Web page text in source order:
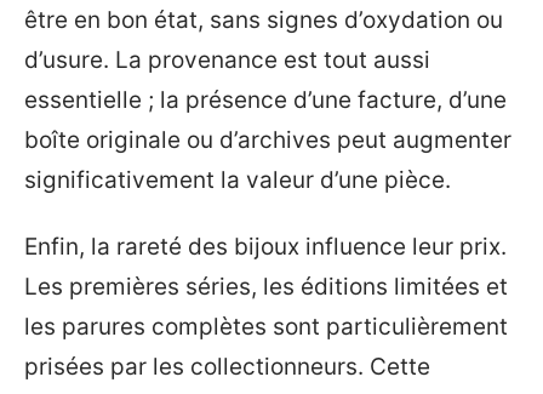
être en bon état, sans signes d’oxydation ou
d’usure. La provenance est tout aussi
essentielle ; la présence d’une facture, d’une
boîte originale ou d’archives peut augmenter
significativement la valeur d’une pièce.
Enfin, la rareté des bijoux influence leur prix.
Les premières séries, les éditions limitées et
les parures complètes sont particulièrement
prisées par les collectionneurs. Cette